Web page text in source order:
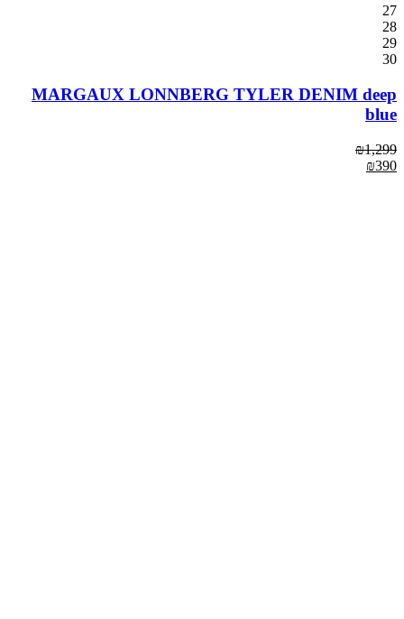
27
28
29
30
MARGAUX LONNBERG TYLER DENIM deep
blue
₪1,299
₪390